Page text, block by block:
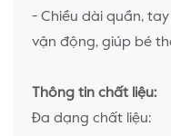
- Chiều dài quần,
vận động, giúp bé
Thông tin chất liệu:
Đa dạng chất liệu: